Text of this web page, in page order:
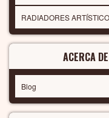
RADIADORES
ACERCA
Blog